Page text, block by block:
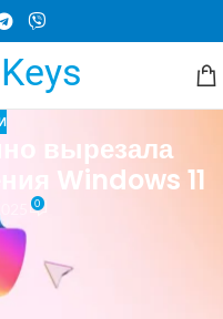
вырезала
Windows 11
0
/’>Microsoft